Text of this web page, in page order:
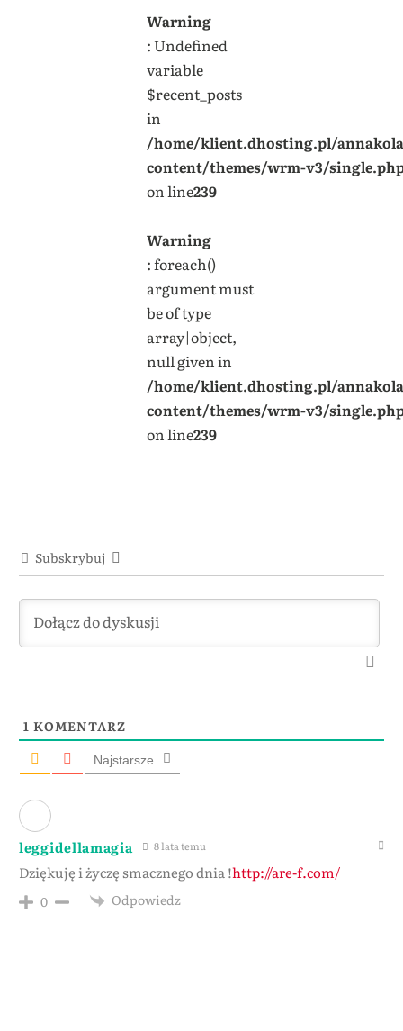
Warning
: Undefined
variable
$recent_posts
in
/home/klient.dhosting.pl/
content/themes/wrm-v3/
on line239
Warning
: foreach()
argument must
be of type
array|object,
null given in
/home/klient.dhosting.pl/
content/themes/wrm-v3/
on line239
Subskrybuj
1 KOMENTARZ
Najstarsze
leggidellamagia 8 lata temu
Dziękuję i życzę smacznego dnia !http://are-f.com/
0 Odpowiedz